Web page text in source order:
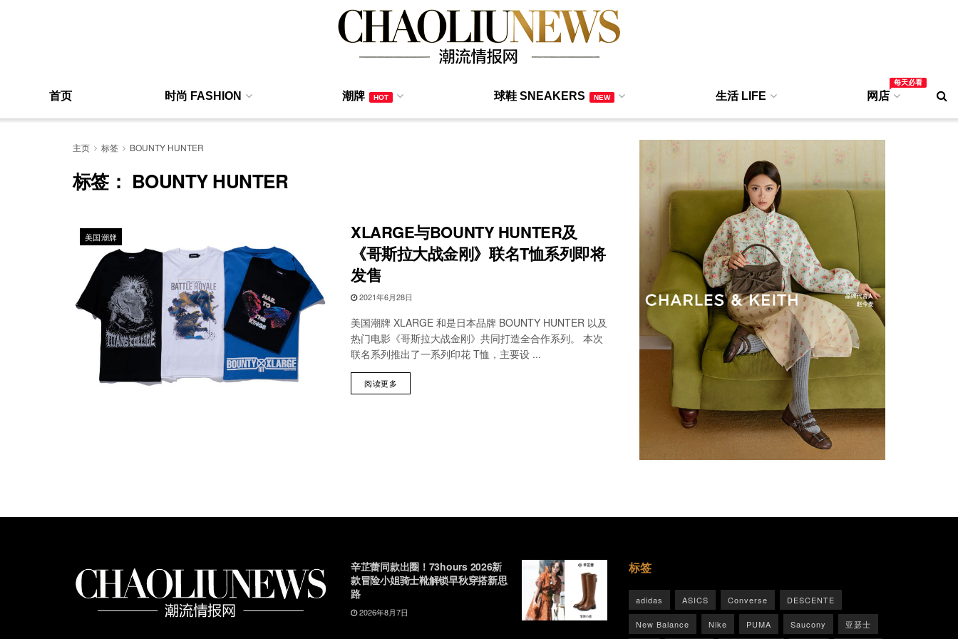
首页 时尚 FASHION 潮牌 HOT 球鞋 SNEAKERS NEW 生活 LIFE 网店
每天必看
主页 标签 BOUNTY HUNTER
标签： BOUNTY HUNTER
美国潮牌
XLARGE与BOUNTY HUNTER及
《哥斯拉大战金刚》联名T恤系列即将
发售
2021年6月28日
美国潮牌 XLARGE 和是日本品牌 BOUNTY HUNTER 以及
热门电影《哥斯拉大战金刚》共同打造全合作系列。 本次
联名系列推出了一系列印花 T恤，主要设 ...
阅读更多
辛芷蕾同款出圈！73hours 2026新
款冒险小姐骑士靴解锁早秋穿搭新思
路
2026年8月7日
标签
adidas ASICS Converse DESCENTE
New Balance Nike PUMA Saucony 亚瑟士